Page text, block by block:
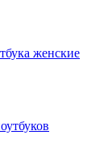
женские